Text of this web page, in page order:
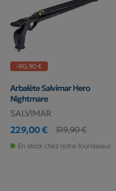
-90,90 €
Arbalète Salvimar Hero
Nightmare
SALVIMAR
Prix
229,00 €
Prix de base
319,90 €
En stock chez notre fournisseur